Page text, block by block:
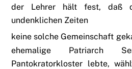
der Lehrer hält fest, daß
undenklichen Zeiten
keine solche Gemeinschaft
ehemalige Patriarch
Pantokratorkloster lebte,